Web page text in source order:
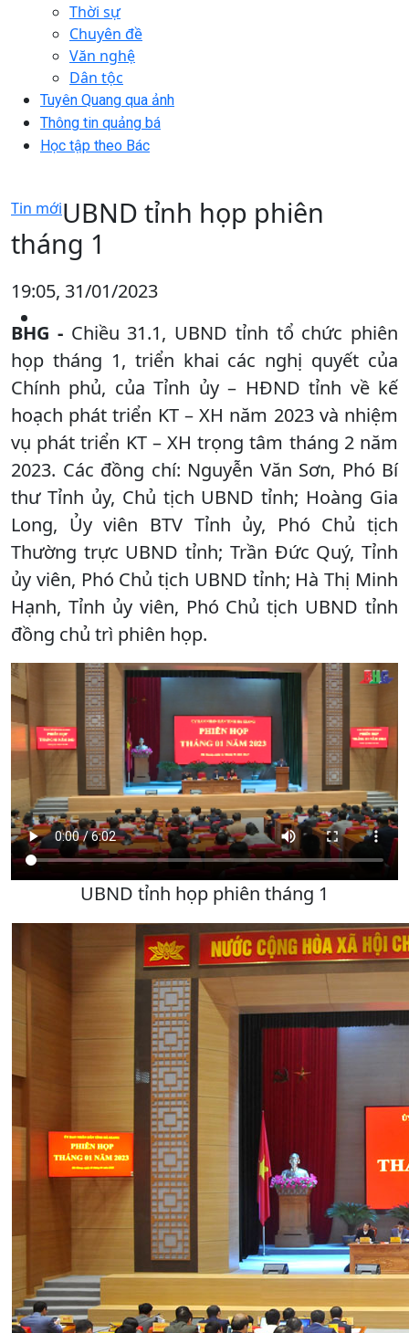
Thời sự
Chuyên đề
Văn nghệ
Dân tộc
Tuyên Quang qua ảnh
Thông tin quảng bá
Học tập theo Bác
Tin mớiUBND tỉnh họp phiên
tháng 1
19:05, 31/01/2023
BHG - Chiều 31.1, UBND tỉnh tổ chức phiên
họp tháng 1, triển khai các nghị quyết của
Chính phủ, của Tỉnh ủy – HĐND tỉnh về kế
hoạch phát triển KT – XH năm 2023 và nhiệm
vụ phát triển KT – XH trọng tâm tháng 2 năm
2023. Các đồng chí: Nguyễn Văn Sơn, Phó Bí
thư Tỉnh ủy, Chủ tịch UBND tỉnh; Hoàng Gia
Long, Ủy viên BTV Tỉnh ủy, Phó Chủ tịch
Thường trực UBND tỉnh; Trần Đức Quý, Tỉnh
ủy viên, Phó Chủ tịch UBND tỉnh; Hà Thị Minh
Hạnh, Tỉnh ủy viên, Phó Chủ tịch UBND tỉnh
đồng chủ trì phiên họp.
UBND tỉnh họp phiên tháng 1